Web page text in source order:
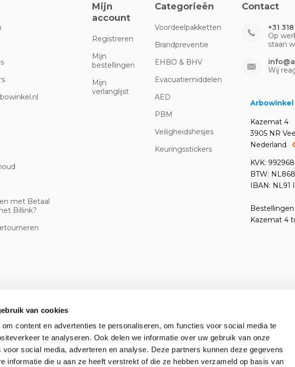
van cookies
content en advertenties te personaliseren, om functies voor social media te
te analyseren. Ook delen we informatie over uw gebruik van onze
social media, adverteren en analyse. Deze partners kunnen deze gegevens
informatie die u aan ze heeft verstrekt of die ze hebben verzameld op basis van
met Betaal
Billink?
Mijn
account
Registreren
Mijn
bestellingen
Mijn
verlanglijst
Categorieën
Voordeelpakketten
Brandpreventie
EHBO & BHV
Evacuatiemiddelen
AED
PBM
Veiligheidshesjes
Keuringsstickers
Contact
+31
Op
staan
Wij
Arbowinkel
Kazemat 4
3905 NR
Nederland
KVK:
BTW:
IBAN: NL91
Kazemat 4